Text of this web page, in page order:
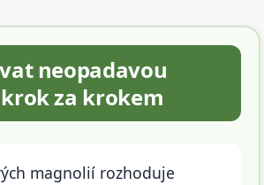
neopadavou
za krokem
magnolií rozhoduje